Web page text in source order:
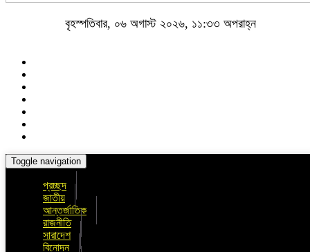
বৃহস্পতিবার, ০৬ অগাস্ট ২০২৬, ১১:৩৩ অপরাহ্ন
Toggle navigation
প্রচ্ছদ
জাতীয়
আন্তর্জাতিক
রাজনীতি
সারাদেশ
বিনোদন